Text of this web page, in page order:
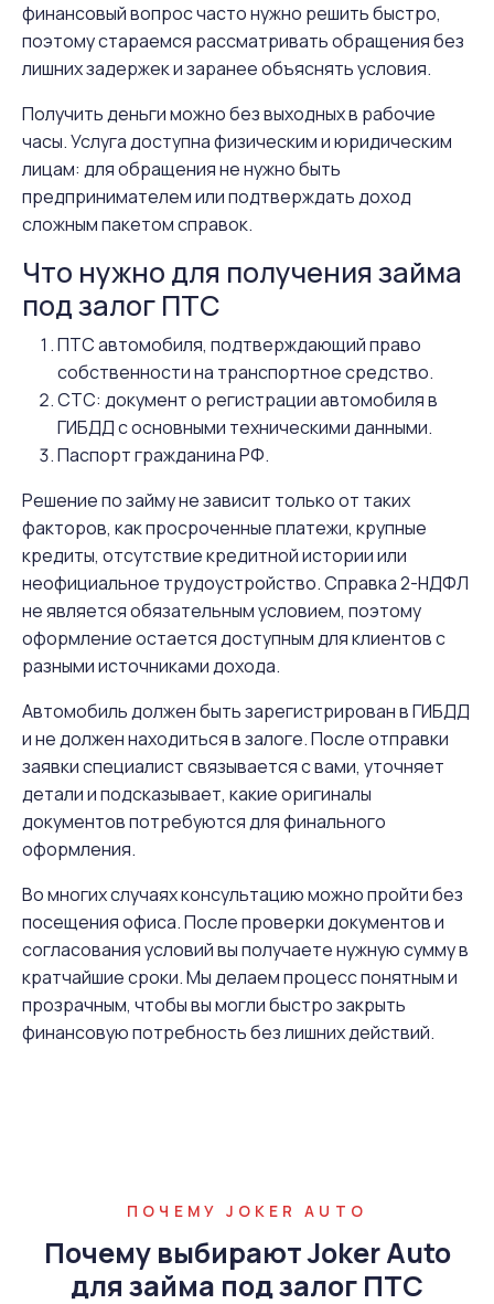
финансовый вопрос часто нужно решить быстро,
поэтому стараемся рассматривать обращения без
лишних задержек и заранее объяснять условия.
Получить деньги можно без выходных в рабочие
часы. Услуга доступна физическим и юридическим
лицам: для обращения не нужно быть
предпринимателем или подтверждать доход
сложным пакетом справок.
Что нужно для получения займа
под залог ПТС
ПТС автомобиля, подтверждающий право
собственности на транспортное средство.
СТС: документ о регистрации автомобиля в
ГИБДД с основными техническими данными.
Паспорт гражданина РФ.
Решение по займу не зависит только от таких
факторов, как просроченные платежи, крупные
кредиты, отсутствие кредитной истории или
неофициальное трудоустройство. Справка 2-НДФЛ
не является обязательным условием, поэтому
оформление остается доступным для клиентов с
разными источниками дохода.
Автомобиль должен быть зарегистрирован в ГИБДД
и не должен находиться в залоге. После отправки
заявки специалист связывается с вами, уточняет
детали и подсказывает, какие оригиналы
документов потребуются для финального
оформления.
Во многих случаях консультацию можно пройти без
посещения офиса. После проверки документов и
согласования условий вы получаете нужную сумму в
кратчайшие сроки. Мы делаем процесс понятным и
прозрачным, чтобы вы могли быстро закрыть
финансовую потребность без лишних действий.
ПОЧЕМУ JOKER AUTO
Почему выбирают Joker Auto
для займа под залог ПТС